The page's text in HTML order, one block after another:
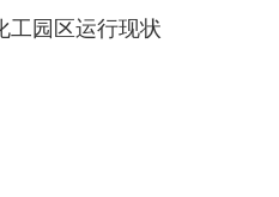
园区运行现状